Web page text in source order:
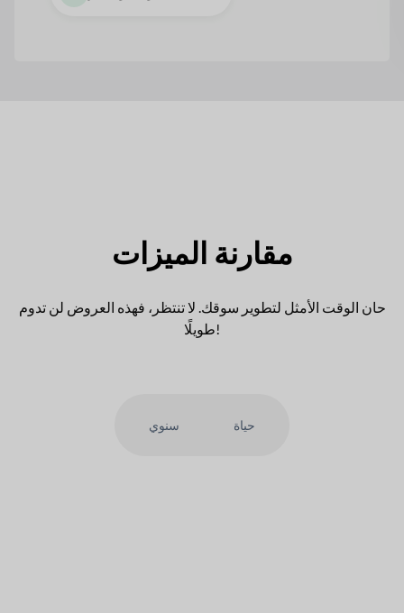
مقارنة الميزات
حان الوقت الأمثل لتطوير سوقك. لا تنتظر، فهذه العروض لن تدوم
طويلًا!
سنوي حياة